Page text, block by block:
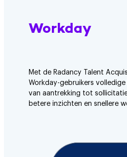
Workday
Met de Radancy Talent
Workday-gebruikers
van aantrekking tot
betere inzichten en snellere